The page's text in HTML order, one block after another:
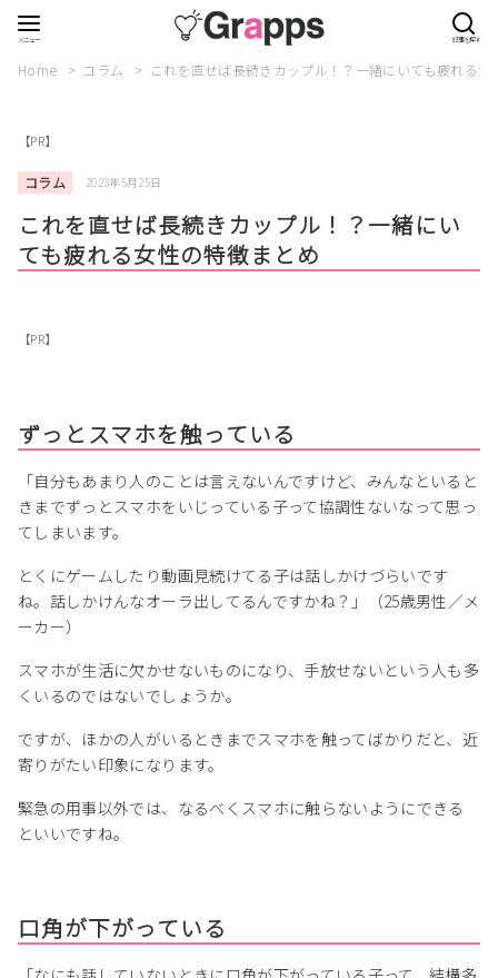
Home コラム これを直せば長続きカップル！？一緒にいても疲れる女
【PR】
コラム 2023年5月25日
これを直せば長続きカップル！？一緒にい
ても疲れる女性の特徴まとめ
【PR】
ずっとスマホを触っている
「自分もあまり人のことは言えないんですけど、みんなといると
きまでずっとスマホをいじっている子って協調性ないなって思っ
てしまいます。
とくにゲームしたり動画見続けてる子は話しかけづらいです
ね。話しかけんなオーラ出してるんですかね？」（25歳男性／メ
ーカー）
スマホが生活に欠かせないものになり、手放せないという人も多
くいるのではないでしょうか。
ですが、ほかの人がいるときまでスマホを触ってばかりだと、近
寄りがたい印象になります。
緊急の用事以外では、なるべくスマホに触らないようにできる
といいですね。
口角が下がっている